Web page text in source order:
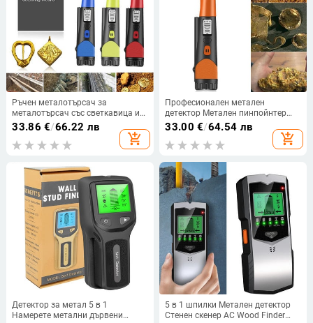
Ръчен металотърсач за
металотърсач със светкавица и
остъргващо острие
Водоустойчив високоточен
търсач за злато
33.86 €/66.22 лв
add_shopping_cart
Професионален метален
детектор Метален пинпойнтер
Подводен търсач на злато
Детектори за позициониране на
пръти Електронни измервателни
33.00 €/64.54 лв
add_shopping_cart
Детектор за метал 5 в 1
Намерете метални дървени
5 в 1 шпилки Метален детектор
Стенен скенер AC Wood Finder